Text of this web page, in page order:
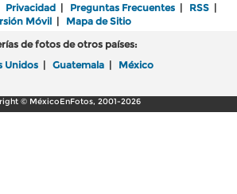
Privacidad | Preguntas Frecuentes | RSS |
Móvil| Mapa de Sitio
de fotos de otros países:
Unidos | Guatemala | México
© MéxicoEnFotos, 2001-2026